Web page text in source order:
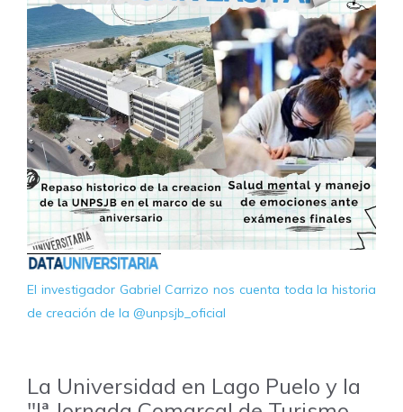
El investigador Gabriel Carrizo nos cuenta toda la historia
de creación de la @unpsjb_oficial
La Universidad en Lago Puelo y la